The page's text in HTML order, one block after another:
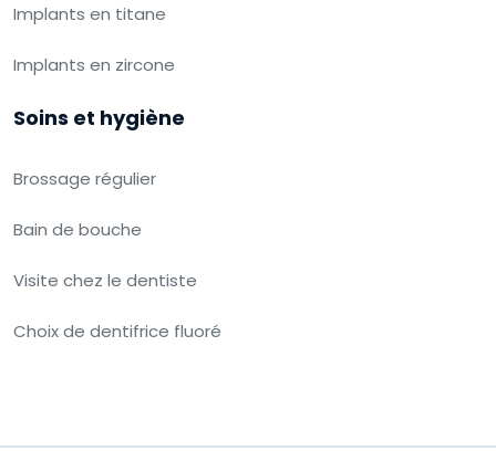
Implants en titane
Implants en zircone
Soins et hygiène
Brossage régulier
Bain de bouche
Visite chez le dentiste
Choix de dentifrice fluoré